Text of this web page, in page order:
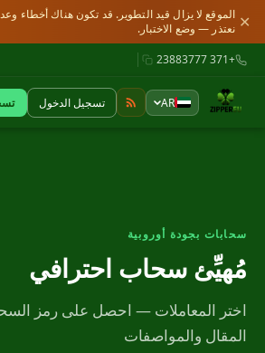
الموقع لا يزال قيد التطوير. قد تكون هناك أخطاء
نعتذر — وضع الاختبار. ✕
+371 23883777
AR تسجيل الدخول
سحابات بجودة أوروبية
مُهيِّئ سحاب احترافي
اختر المعاملات — احصل على رمز
المقال والمواصفات